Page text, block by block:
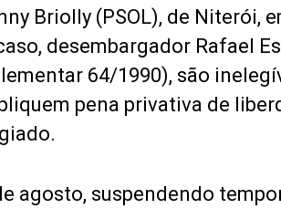
Briolly (PSOL), de Niterói,
desembargador Rafael
64/1990), são
pena privativa de
agosto, suspendendo